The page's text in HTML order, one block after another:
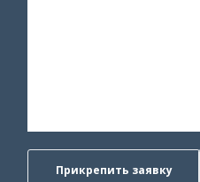
Прикрепить заявку